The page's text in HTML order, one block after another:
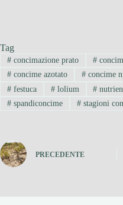
Tag
#concimazione prato #
#concime azotato #concime
#festuca #lolium #
#spandiconcime #stagioni
PRECEDENTE